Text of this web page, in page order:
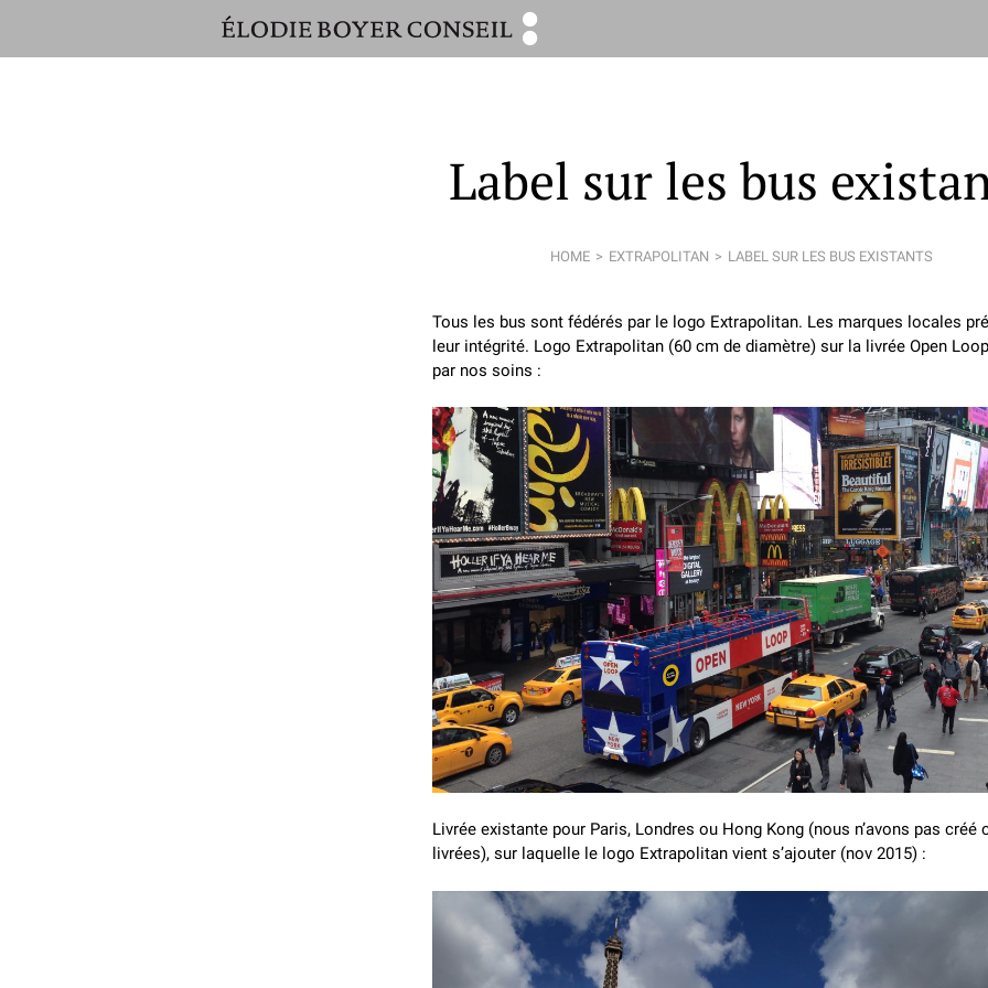
ÉLODIE
BOYER
Label sur les bus
HOME EXTRAPOLITAN LABEL SUR LES BUS EXISTANTS
Tous les bus sont fédérés par le logo Extrapolitan. Les marques locales
leur intégrité. Logo Extrapolitan (60 cm de diamètre) sur la livrée Open
par nos soins :
Livrée existante pour Paris, Londres ou Hong Kong (nous n’avons pas créé
livrées), sur laquelle le logo Extrapolitan vient s’ajouter (nov 2015) :